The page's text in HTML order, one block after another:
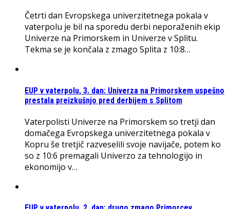
Četrti dan Evropskega univerzitetnega pokala v
vaterpolu je bil na sporedu derbi neporaženih ekip
Univerze na Primorskem in Univerze v Splitu.
Tekma se je končala z zmago Splita z 10:8…
EUP v vaterpolu, 3. dan: Univerza na Primorskem uspešno
prestala preizkušnjo pred derbijem s Splitom
Vaterpolisti Univerze na Primorskem so tretji dan
domačega Evropskega univerzitetnega pokala v
Kopru še tretjič razveselili svoje navijače, potem ko
so z 10:6 premagali Univerzo za tehnologijo in
ekonomijo v…